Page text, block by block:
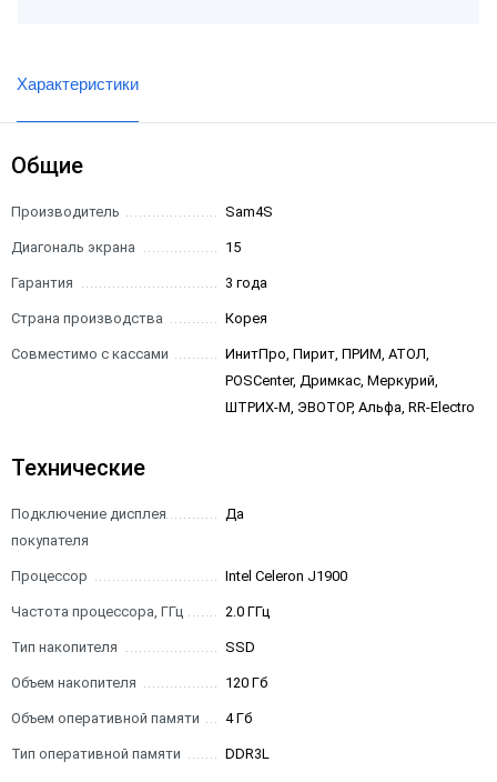
Характеристики
Общие
Производитель Sam4S
Диагональ экрана 15
Гарантия 3 года
Страна производства Корея
Совместимо с кассами
ИнитПро, Пирит, ПРИМ, АТОЛ,
POSCenter, Дримкас, Меркурий,
ШТРИХ-М, ЭВОТОР, Альфа, RR-Electro
Технические
Подключение дисплея
покупателя
Да
Процессор Intel Celeron J1900
Частота процессора, ГГц 2.0 ГГц
Тип накопителя SSD
Объем накопителя 120 Гб
Объем оперативной памяти 4 Гб
Тип оперативной памяти DDR3L